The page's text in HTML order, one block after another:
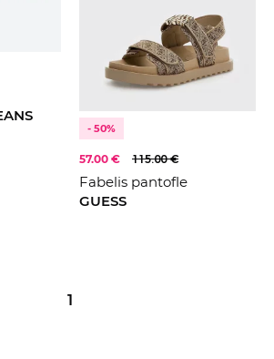
- 50%
57.00 € 115.00 €
Fabelis pantofle
GUESS
1